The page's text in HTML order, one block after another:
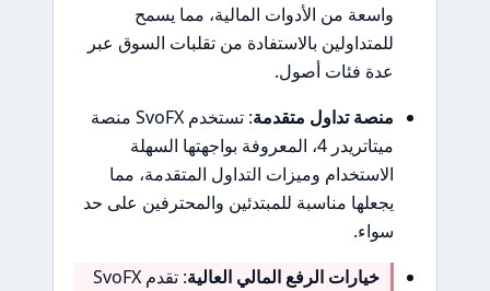
واسعة من الأدوات المالية، مما يسمح
للمتداولين بالاستفادة من تقلبات السوق عبر
عدة فئات أصول.
منصة تداول متقدمة
: تستخدم SvoFX منصة
ميتاتريدر 4، المعروفة بواجهتها السهلة
الاستخدام وميزات التداول المتقدمة، مما
يجعلها مناسبة للمبتدئين والمحترفين على حد
سواء.
خيارات الرفع المالي العالية
: تقدم SvoFX